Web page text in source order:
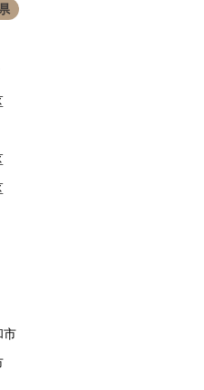
市